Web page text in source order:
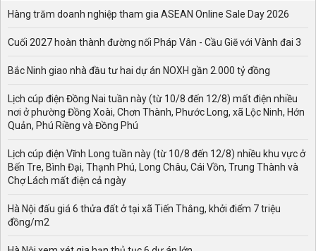
Hàng trăm doanh nghiệp tham gia ASEAN Online Sale Day 2026
Cuối 2027 hoàn thành đường nối Pháp Vân - Cầu Giẽ với Vành đai 3
Bắc Ninh giao nhà đầu tư hai dự án NOXH gần 2.000 tỷ đồng
Lịch cúp điện Đồng Nai tuần này (từ 10/8 đến 12/8) mất điện nhiều
nơi ở phường Đồng Xoài, Chơn Thành, Phước Long, xã Lộc Ninh, Hớn
Quản, Phú Riềng và Đồng Phú
Lịch cúp điện Vĩnh Long tuần này (từ 10/8 đến 12/8) nhiều khu vực ở
Bến Tre, Bình Đại, Thạnh Phú, Long Châu, Cái Vồn, Trung Thành và
Chợ Lách mất điện cả ngày
Hà Nội đấu giá 6 thửa đất ở tại xã Tiến Thắng, khởi điểm 7 triệu
đồng/m2